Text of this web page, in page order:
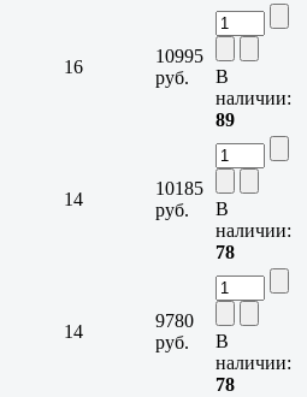
16
10995
руб.
В
наличии:
89
14
10185
руб.
В
наличии:
78
14
9780
руб.
В
наличии:
78